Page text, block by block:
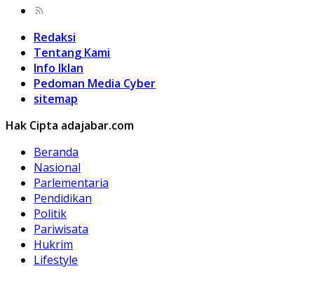
Redaksi
Tentang Kami
Info Iklan
Pedoman Media Cyber
sitemap
Hak Cipta adajabar.com
Beranda
Nasional
Parlementaria
Pendidikan
Politik
Pariwisata
Hukrim
Lifestyle